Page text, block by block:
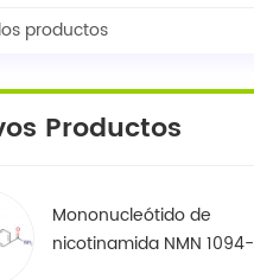
productos
Productos
Mononucleótido de
nicotinamida NMN 1094-